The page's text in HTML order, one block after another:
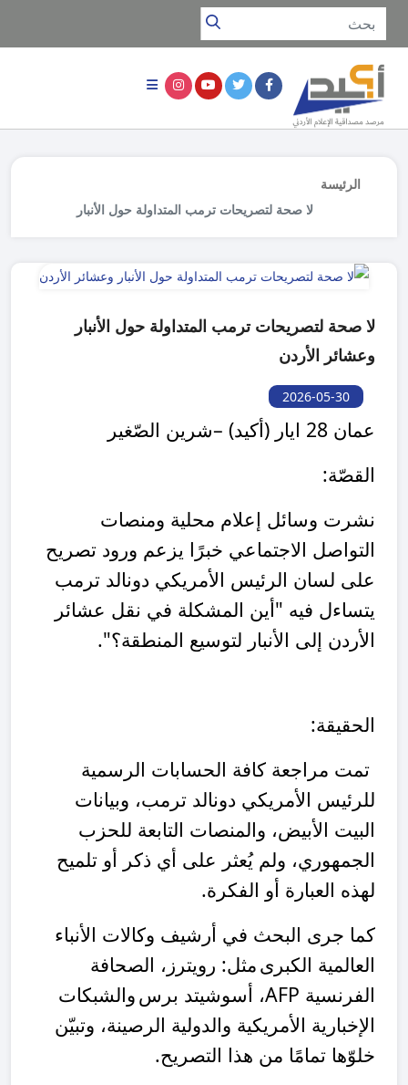
الرئيسة
لا صحة لتصريحات ترمب المتداولة حول الأنبار
لا صحة لتصريحات ترمب المتداولة حول الأنبار
وعشائر الأردن
2026-05-30
عمان 28 ايار (أكيد) –شرين الصّغير
القصّة:
نشرت وسائل إعلام محلية ومنصات
التواصل الاجتماعي خبرًا يزعم ورود تصريح
على لسان الرئيس الأمريكي دونالد ترمب
يتساءل فيه "أين المشكلة في نقل عشائر
الأردن إلى الأنبار لتوسيع المنطقة؟".
الحقيقة:
تمت مراجعة كافة الحسابات الرسمية
للرئيس الأمريكي دونالد ترمب، وبيانات
البيت الأبيض، والمنصات التابعة للحزب
الجمهوري، ولم يُعثر على أي ذكر أو تلميح
لهذه العبارة أو الفكرة.
كما جرى البحث في أرشيف وكالات الأنباء
العالمية الكبرىمثل: رويترز، الصحافة
الفرنسية
، أسوشيتد برسوالشبكات
الإخبارية الأمريكية والدولية الرصينة، وتبيّن
خلوّها تمامًا من هذا التصريح.